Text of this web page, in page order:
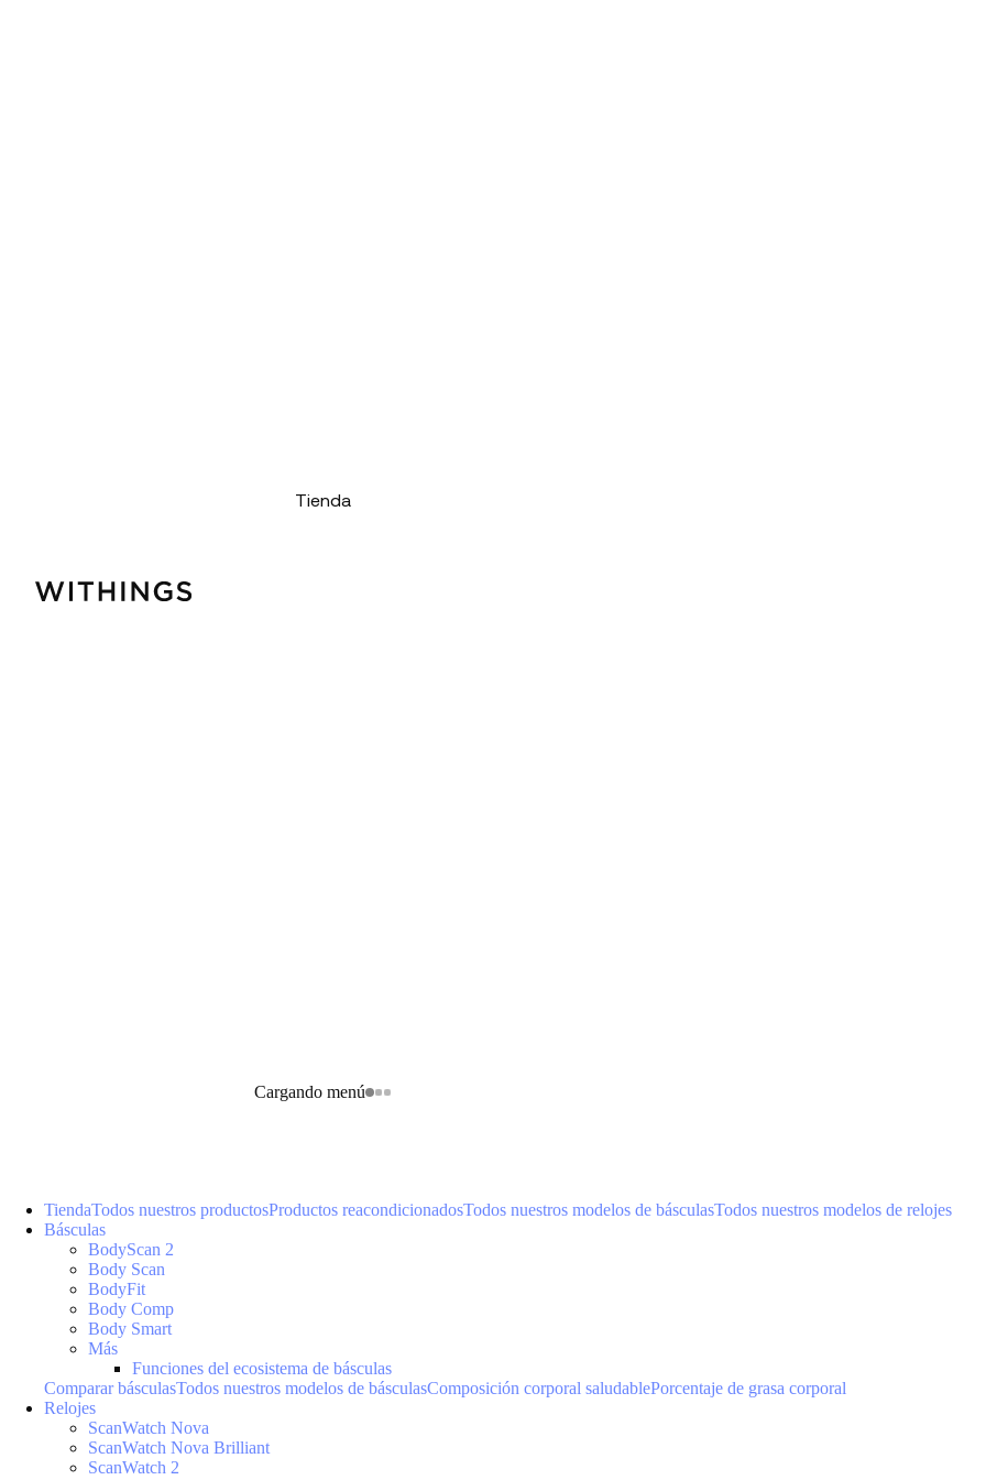
Tienda
Cargando menú
TiendaTodos nuestros productosProductos reacondicionadosTodos nuestros modelos de básculasTodos nuestros modelos de relojes
Básculas
BodyScan 2
Body Scan
BodyFit
Body Comp
Body Smart
Más
Funciones del ecosistema de básculas
Comparar básculasTodos nuestros modelos de básculasComposición corporal saludablePorcentaje de grasa corporal
Relojes
ScanWatch Nova
ScanWatch Nova Brilliant
ScanWatch 2